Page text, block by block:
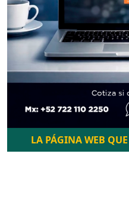
LA PÁGINA WEB